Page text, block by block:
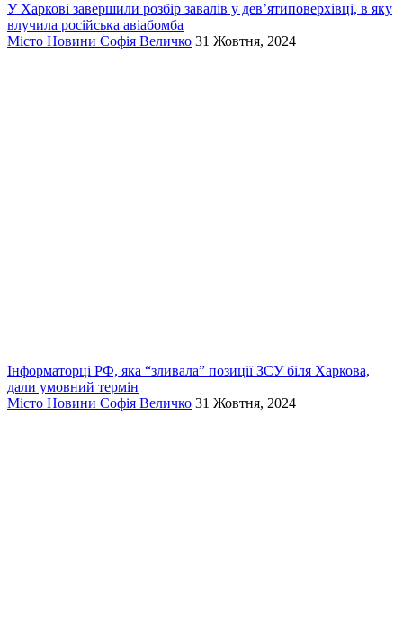
У Харкові завершили розбір завалів у дев’ятиповерхівці, в яку
влучила російська авіабомба
Місто Новини Софія Величко 31 Жовтня, 2024
Інформаторці РФ, яка “зливала” позиції ЗСУ біля Харкова,
дали умовний термін
Місто Новини Софія Величко 31 Жовтня, 2024